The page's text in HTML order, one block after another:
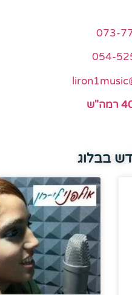
073-
054-
בבלוג